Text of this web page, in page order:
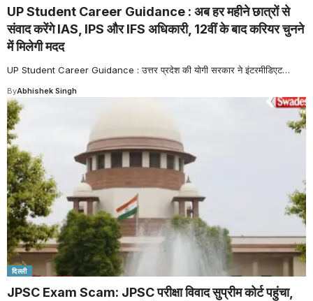
UP Student Career Guidance : अब हर महीने छात्रों से
संवाद करेंगे IAS, IPS और IFS अधिकारी, 12वीं के बाद करियर चुनने
में मिलेगी मदद
UP Student Career Guidance : उत्तर प्रदेश की योगी सरकार ने इंटरमीडिएट…
ByAbhishek Singh
दिल्ली
JPSC Exam Scam: JPSC परीक्षा विवाद सुप्रीम कोर्ट पहुंचा,